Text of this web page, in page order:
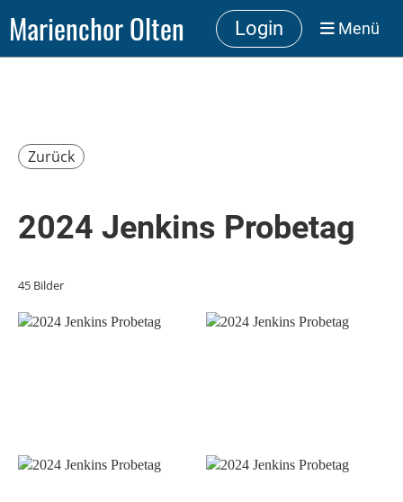
Marienchor Olten Login Menü
Zurück
2024 Jenkins Probetag
45 Bilder